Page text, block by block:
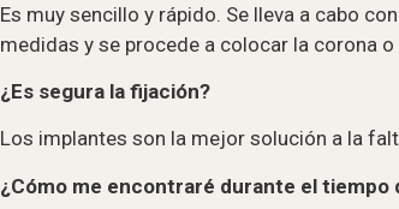
Es muy sencillo y rápido. Se lleva a cabo
medidas y se procede a colocar la corona
¿Es segura la fijación?
Los implantes son la mejor solución a la
¿Cómo me encontraré durante el tiempo